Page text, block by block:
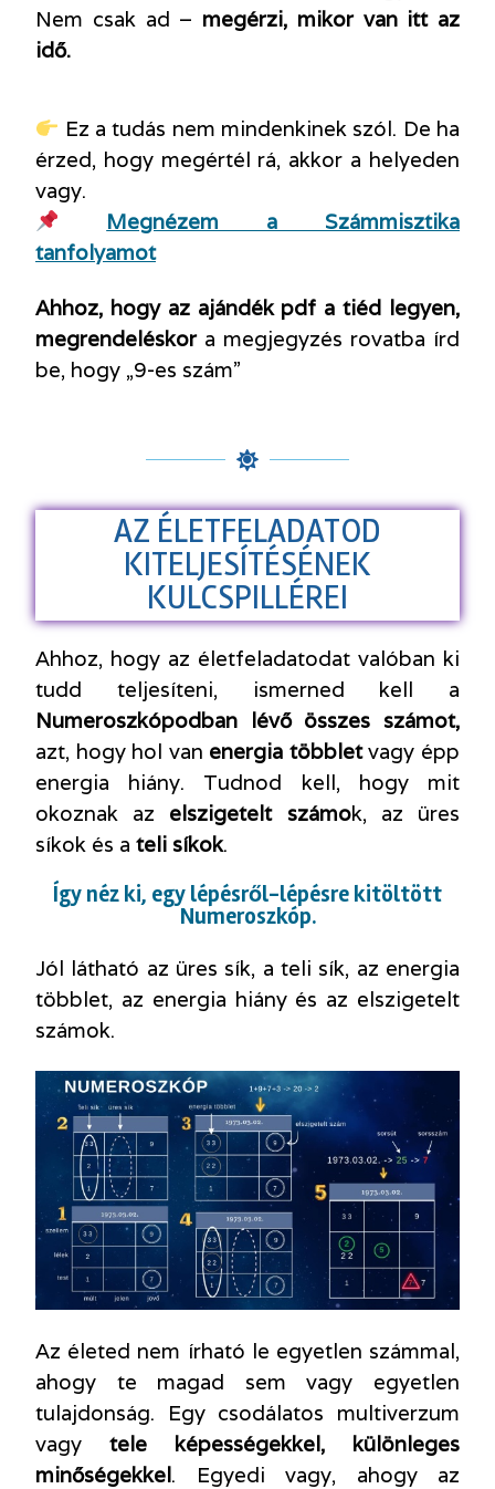
Nem csak ad – megérzi, mikor van itt az
idő.
Ez a tudás nem mindenkinek szól. De ha
érzed, hogy megértél rá, akkor a helyeden
vagy.
Megnézem a Számmisztika
tanfolyamot
Ahhoz, hogy az ajándék pdf a tiéd legyen,
megrendeléskora megjegyzés rovatba írd
be, hogy „9-es szám”
AZ ÉLETFELADATOD
KITELJESÍTÉSÉNEK
KULCSPILLÉREI
Ahhoz, hogy az életfeladatodat valóban ki
tudd teljesíteni, ismerned kell a
Numeroszkópodban lévő összes számot,
azt, hogy hol van energia többletvagy épp
energia hiány. Tudnod kell, hogy mit
okoznak az elszigetelt számok, az üres
síkok és a teli síkok.
Így néz ki, egy lépésről-lépésre kitöltött
Numeroszkóp.
Jól látható az üres sík, a teli sík, az energia
többlet, az energia hiány és az elszigetelt
számok.
Az életed nem írható le egyetlen számmal,
ahogy te magad sem vagy egyetlen
tulajdonság. Egy csodálatos multiverzum
vagy tele képességekkel, különleges
minőségekkel. Egyedi vagy, ahogy az